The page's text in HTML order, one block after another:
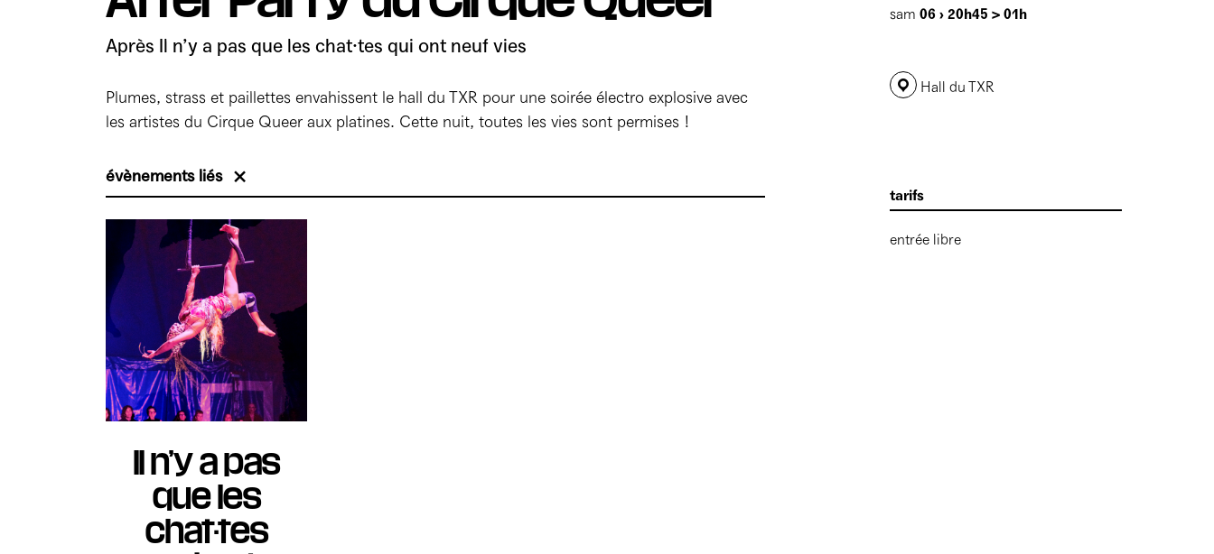
Après Il n’y a pas que les chat·tes qui ont neuf vies
Plumes, strass et paillettes envahissent le hall du TXR pour une soirée électro explosive avec
les artistes du Cirque Queer aux platines. Cette nuit, toutes les vies sont permises !
évènements liés
Il n’y a pas
que les
chat·tes
sam06 ›20h45 > 01h
Hall du TXR
tarifs
entrée libre